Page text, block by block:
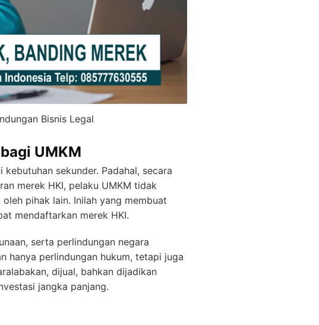
Bisnis Legal
UMKM
sekunder. Padahal, secara
merek HKI, pelaku UMKM tidak
pihak lain. Inilah yang membuat
mendaftarkan merek HKI.
serta perlindungan negara
hanya perlindungan hukum, tetapi juga
dijual, bahkan dijadikan
jangka panjang.